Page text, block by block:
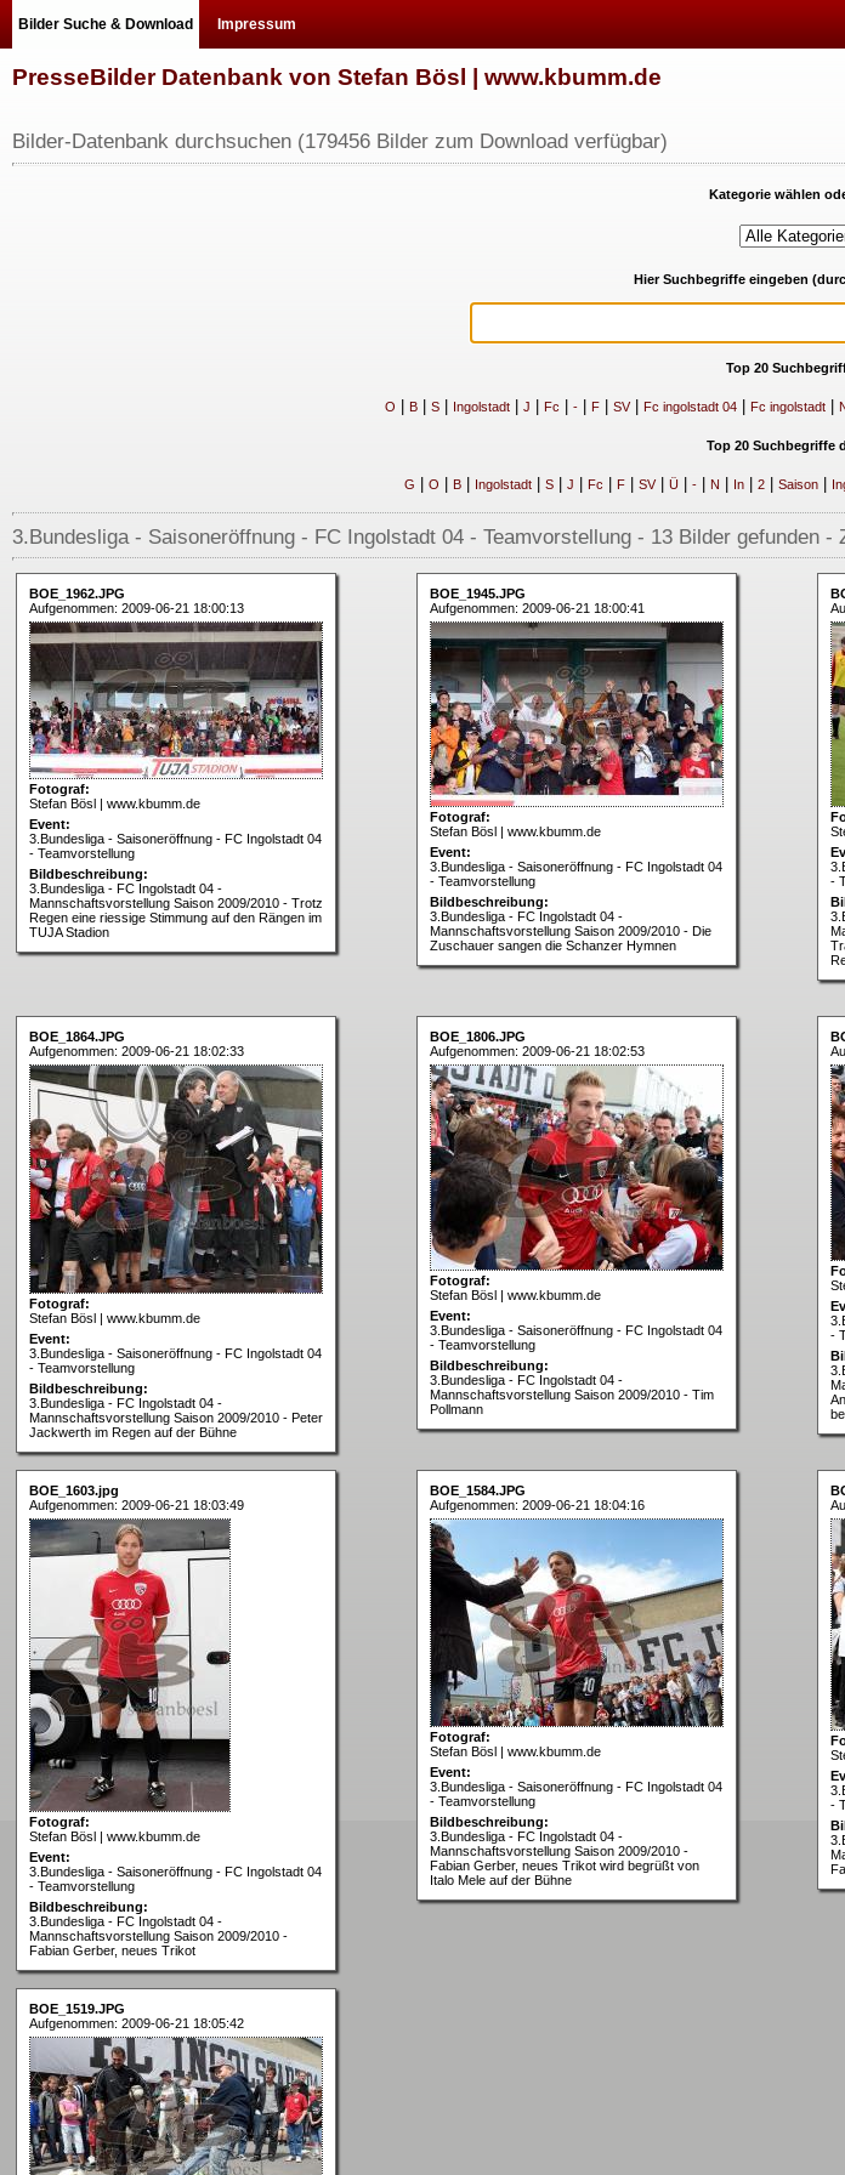
Bilder Suche & Download Impressum
PresseBilder Datenbank von Stefan Bösl | www.kbumm.de
Bilder-Datenbank durchsuchen (179456 Bilder zum Download verfügbar)
Kategorie wählen
Hier Suchbegriffe eingeben
Top 20
O B| S| Ingolstadt| J Fc -| F| SV| Fc ingolstadt 04| Fc ingolstadt|
Top 20 Suchbegriffe
G O B| Ingolstadt| S| J Fc F| SV| Ü| -| N In| 2| Saison|
3.Bundesliga - Saisoneröffnung - FC Ingolstadt 04 - Teamvorstellung - 13 Bilder gefunden -
BOE_1962.JPG
Aufgenommen: 2009-06-21 18:00:13
Fotograf:
Stefan Bösl | www.kbumm.de
Event:
3.Bundesliga - Saisoneröffnung - FC Ingolstadt 04
- Teamvorstellung
Bildbeschreibung:
3.Bundesliga - FC Ingolstadt 04 -
Mannschaftsvorstellung Saison 2009/2010 - Trotz
Regen eine riessige Stimmung auf den Rängen im
TUJA Stadion
BOE_1945.JPG
Aufgenommen: 2009-06-21 18:00:41
Fotograf:
Stefan Bösl | www.kbumm.de
Event:
3.Bundesliga - Saisoneröffnung - FC Ingolstadt 04
- Teamvorstellung
Bildbeschreibung:
3.Bundesliga - FC Ingolstadt 04 -
Mannschaftsvorstellung Saison 2009/2010 - Die
Zuschauer sangen die Schanzer Hymnen
-
BOE_1864.JPG
Aufgenommen: 2009-06-21 18:02:33
Fotograf:
Stefan Bösl | www.kbumm.de
Event:
3.Bundesliga - Saisoneröffnung - FC Ingolstadt 04
- Teamvorstellung
Bildbeschreibung:
3.Bundesliga - FC Ingolstadt 04 -
Mannschaftsvorstellung Saison 2009/2010 - Peter
Jackwerth im Regen auf der Bühne
BOE_1806.JPG
Aufgenommen: 2009-06-21 18:02:53
Fotograf:
Stefan Bösl | www.kbumm.de
Event:
3.Bundesliga - Saisoneröffnung - FC Ingolstadt 04
- Teamvorstellung
Bildbeschreibung:
3.Bundesliga - FC Ingolstadt 04 -
Mannschaftsvorstellung Saison 2009/2010 - Tim
Pollmann
-
BOE_1603.jpg
Aufgenommen: 2009-06-21 18:03:49
Fotograf:
Stefan Bösl | www.kbumm.de
Event:
3.Bundesliga - Saisoneröffnung - FC Ingolstadt 04
- Teamvorstellung
Bildbeschreibung:
3.Bundesliga - FC Ingolstadt 04 -
Mannschaftsvorstellung Saison 2009/2010 -
Fabian Gerber, neues Trikot
BOE_1584.JPG
Aufgenommen: 2009-06-21 18:04:16
Fotograf:
Stefan Bösl | www.kbumm.de
Event:
3.Bundesliga - Saisoneröffnung - FC Ingolstadt 04
- Teamvorstellung
Bildbeschreibung:
3.Bundesliga - FC Ingolstadt 04 -
Mannschaftsvorstellung Saison 2009/2010 -
Fabian Gerber, neues Trikot wird begrüßt von
Italo Mele auf der Bühne
-
BOE_1519.JPG
Aufgenommen: 2009-06-21 18:05:42